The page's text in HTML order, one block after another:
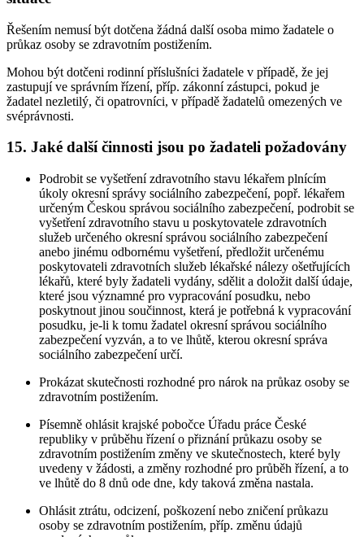
Řešením nemusí být dotčena žádná další osoba mimo žadatele o
průkaz osoby se zdravotním postižením.
Mohou být dotčeni rodinní příslušníci žadatele v případě, že jej
zastupují ve správním řízení, příp. zákonní zástupci, pokud je
žadatel nezletilý, či opatrovníci, v případě žadatelů omezených ve
svéprávnosti.
15. Jaké další činnosti jsou po žadateli požadovány
Podrobit se vyšetření zdravotního stavu lékařem plnícím
úkoly okresní správy sociálního zabezpečení, popř. lékařem
určeným Českou správou sociálního zabezpečení, podrobit se
vyšetření zdravotního stavu u poskytovatele zdravotních
služeb určeného okresní správou sociálního zabezpečení
anebo jinému odbornému vyšetření, předložit určenému
poskytovateli zdravotních služeb lékařské nálezy ošetřujících
lékařů, které byly žadateli vydány, sdělit a doložit další údaje,
které jsou významné pro vypracování posudku, nebo
poskytnout jinou součinnost, která je potřebná k vypracování
posudku, je-li k tomu žadatel okresní správou sociálního
zabezpečení vyzván, a to ve lhůtě, kterou okresní správa
sociálního zabezpečení určí.
Prokázat skutečnosti rozhodné pro nárok na průkaz osoby se
zdravotním postižením.
Písemně ohlásit krajské pobočce Úřadu práce České
republiky v průběhu řízení o přiznání průkazu osoby se
zdravotním postižením změny ve skutečnostech, které byly
uvedeny v žádosti, a změny rozhodné pro průběh řízení, a to
ve lhůtě do 8 dnů ode dne, kdy taková změna nastala.
Ohlásit ztrátu, odcizení, poškození nebo zničení průkazu
osoby se zdravotním postižením, příp. změnu údajů